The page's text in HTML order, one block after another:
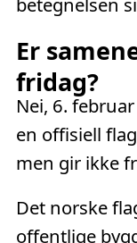
Er
fridag?
Nei, 6.
en offisiell
men gir ikke
Det norske
offentlige